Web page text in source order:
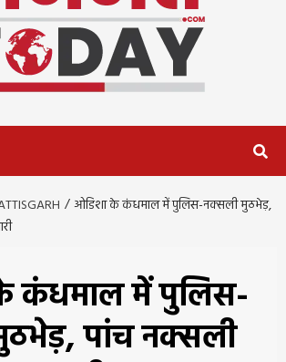
ओडिशा के कंधमाल में पुलिस-नक्सली मुठभेड़,
कंधमाल में पुलिस-
पांच नक्सली